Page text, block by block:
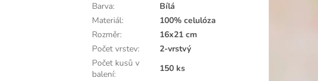
Barva:
Bílá
Materiál:
100% celulóza
Rozměr:
16x21 cm
Počet vrstev:
2-vrstvý
Počet kusů v
balení:
150 ks